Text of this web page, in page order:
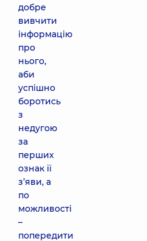
добре
вивчити
інформацію
про
нього,
аби
успішно
боротись
з
недугою
за
перших
ознак її
з’яви, а
по
можливості
–
попередити